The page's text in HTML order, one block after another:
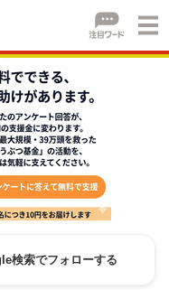
検索でフォローする